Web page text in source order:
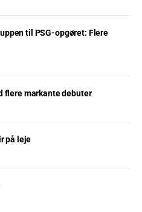
til PSG-opgøret: Flere
flere markante debuter
på leje